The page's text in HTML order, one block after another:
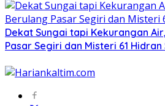
Dekat Sungai tapi Kekurangan
Pasar Segiri dan Misteri 61